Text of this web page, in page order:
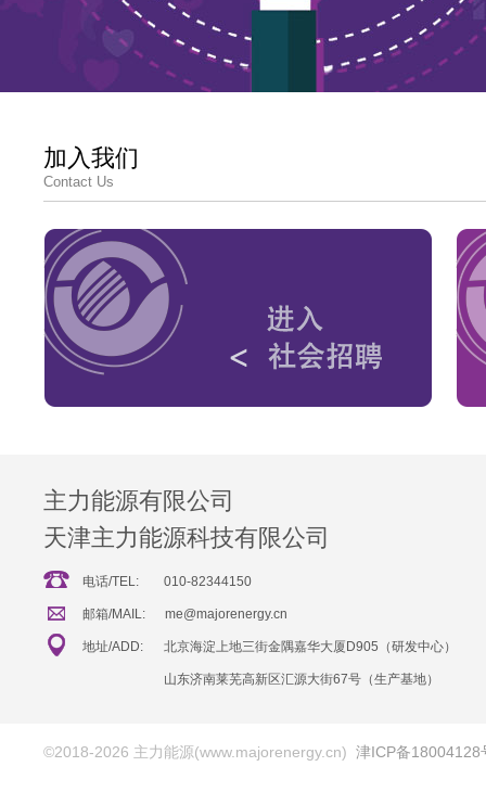
加入我们
Contact Us
主力能源有限公司
天津主力能源科技有限公司
电话/TEL: 010-82344150
邮箱/MAIL: me@majorenergy.cn
地址/ADD: 北京海淀上地三街金隅嘉华大厦D905（研发中心）
山东济南莱芜高新区汇源大街67号（生产基地）
©2018-2026 主力能源(www.majorenergy.cn) 津ICP备18004128